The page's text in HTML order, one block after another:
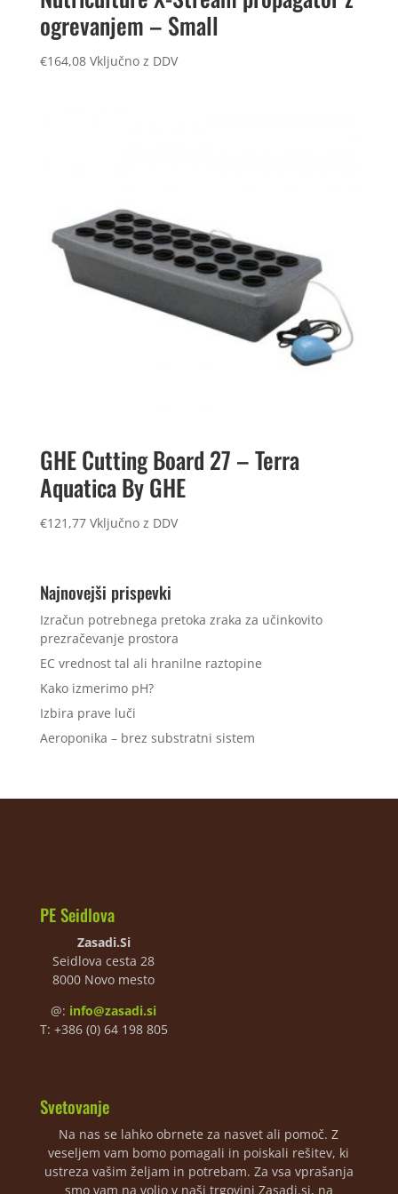
ogrevanjem – Small
€164,08 Vključno z DDV
GHE Cutting Board 27 – Terra
Aquatica By GHE
€121,77 Vključno z DDV
Najnovejši prispevki
Izračun potrebnega pretoka zraka za učinkovito
prezračevanje prostora
EC vrednost tal ali hranilne raztopine
Kako izmerimo pH?
Izbira prave luči
Aeroponika – brez substratni sistem
PE Seidlova
Zasadi.Si
Seidlova cesta 28
8000 Novo mesto
@: info@zasadi.si
T: +386 (0) 64 198 805
Svetovanje
Na nas se lahko obrnete za nasvet ali pomoč. Z
veseljem vam bomo pomagali in poiskali rešitev, ki
ustreza vašim željam in potrebam. Za vsa vprašanja
smo vam na voljo v naši trgovini Zasadi.si, na